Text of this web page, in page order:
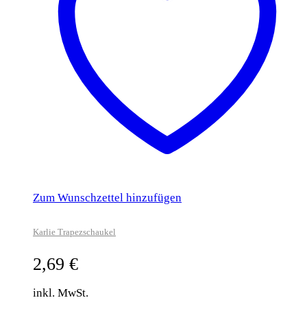
Zum Wunschzettel hinzufügen
Karlie Trapezschaukel
2,69 €
inkl. MwSt.